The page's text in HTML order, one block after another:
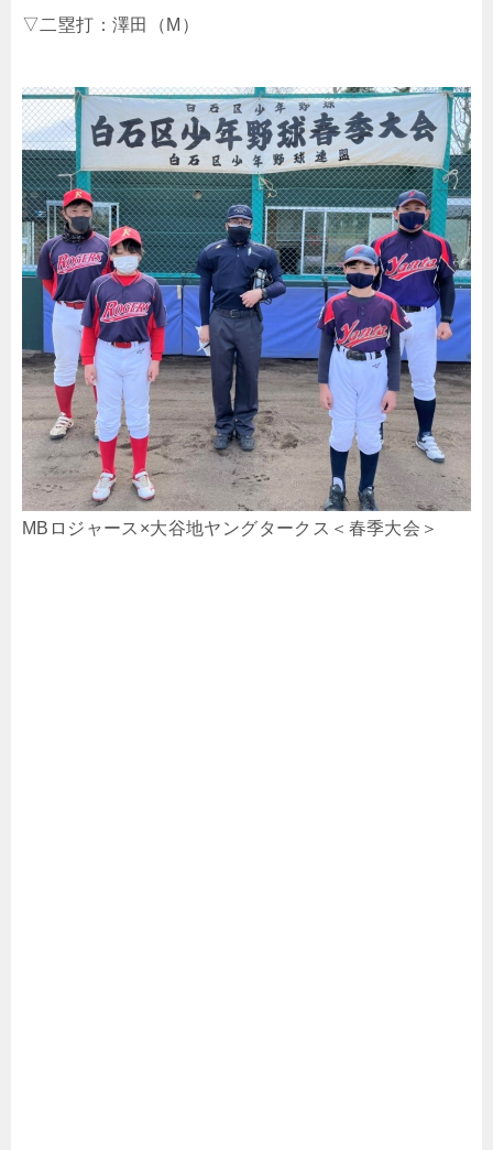
▽二塁打：澤田（M）
MBロジャース×大谷地ヤングタークス＜春季大会＞